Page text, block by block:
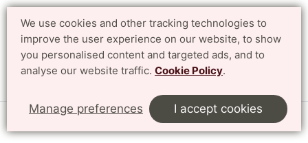
We use cookies and other tracking technologies to
improve the user experience on our website, to show
you personalised content and targeted ads, and to
analyse our website traffic. Cookie Policy.
Manage preferences I accept cookies
Search Svenska
Start Article